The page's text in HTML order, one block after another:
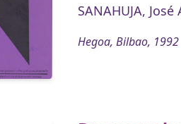
SANAHUJA,
Hegoa, Bilbao, 1992